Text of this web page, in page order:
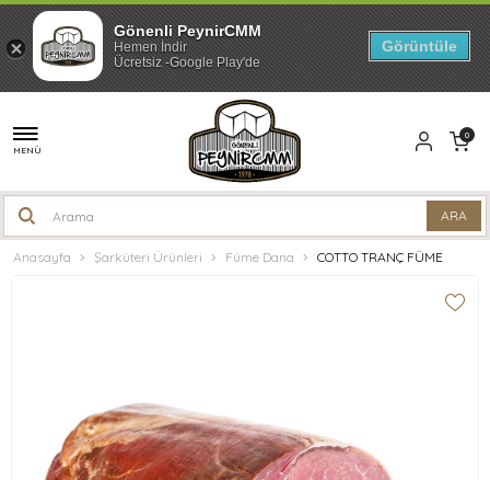
MENÜ
0
Anasayfa Şarküteri Ürünleri Füme Dana COTTO TRANÇ FÜME
Gönenli PeynirCMM
Hemen İndir
Ücretsiz -Google Play'de
Görüntüle